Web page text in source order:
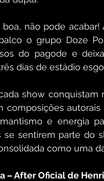
não pode
o grupo Doze
do pagode e
dias de estádio
show
composições
e energia
sentirem parte do
como uma
– After Oficial de